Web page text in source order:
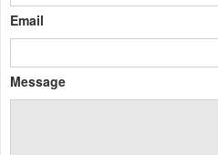
Email
Message